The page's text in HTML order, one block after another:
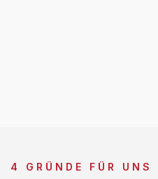
4 GRÜNDE FÜR UNS